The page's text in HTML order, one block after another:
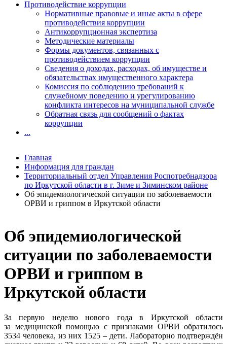
Об эпидемиологической
ситуации по заболеваемости
ОРВИ и гриппом в
Иркутской области
За первую неделю нового года в Иркутской области
за медицинской помощью с признаками ОРВИ обратилось
3534 человека, из них 1525 – дети. Лабораторно подтверждён
Противодействие коррупции
Нормативные правовые и иные акты в сфере
противодействия коррупции
Антикоррупционная экспертиза
Методические материалы
Формы документов, связанных с
противодействием коррупции
Сведения о доходах, расходах, об имуществе и
обязательствах имущественного характера
Комиссия по соблюдению требований к
служебному поведению и урегулированию
конфликта интересов на муниципальной службе
Обратная связь для сообщений о фактах
коррупции
...
Главная
Информация для граждан
Территориальный отдел Управления Роспотребнадзора
по Иркутской области в г. Зиме и Зиминском районе
Об эпидемиологической ситуации по заболеваемости
ОРВИ и гриппом в Иркутской области